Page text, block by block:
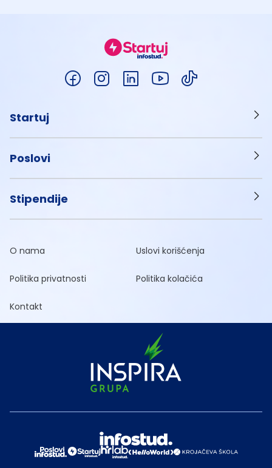
Startuj
Poslovi
Stipendije
O nama Uslovi korišćenja
Politika privatnosti Politika kolačića
Kontakt